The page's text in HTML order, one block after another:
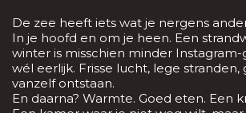
De zee heeft iets wat je nergens
In je hoofd en om je heen. Een
winter is misschien minder
wél eerlijk. Frisse lucht, lege
vanzelf ontstaan.
En daarna? Warmte. Goed eten. Een